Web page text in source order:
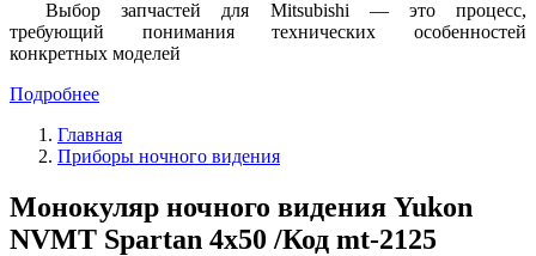
Выбор запчастей для Mitsubishi — это процесс,
требующий понимания технических особенностей
конкретных моделей
Подробнее
Главная
Приборы ночного видения
Монокуляр ночного видения Yukon
NVMT Spartan 4x50 /Код mt-2125